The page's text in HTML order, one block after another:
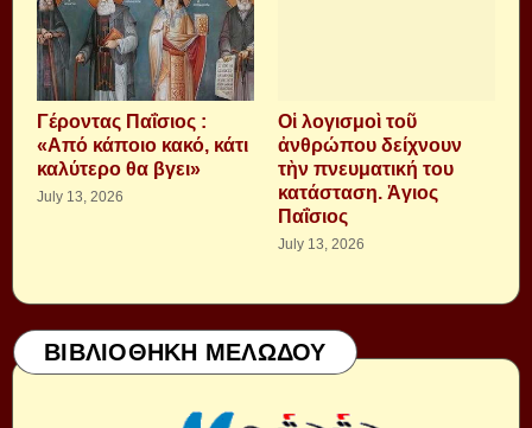
Γέροντας Παΐσιος :
«Από κάποιο κακό, κάτι
καλύτερο θα βγει»
July 13, 2026
Οἱ λογισμοὶ τοῦ
ἀνθρώπου δείχνουν
τὴν πνευματική του
κατάσταση. Ἁγιος
Παΐσιος
July 13, 2026
ΒΙΒΛΙΟΘΗΚΗ ΜΕΛΩΔΟΥ